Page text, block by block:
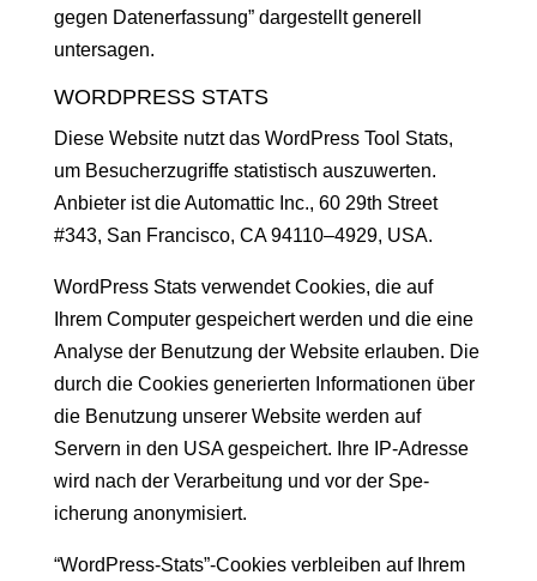
gegen Daten­er­fas­sung” dargestellt generell
untersagen.
WORDPRESS STATS
Diese Web­site nutzt das Word­Press Tool Stats,
um Besucherzu­griffe sta­tis­tisch auszuw­erten.
Anbi­eter ist die Automat­tic Inc., 60 29th Street
#343, San Fran­cis­co, CA 94110–4929, USA.
Word­Press Stats ver­wen­det Cook­ies, die auf
Ihrem Com­put­er gespe­ichert wer­den und die eine
Analyse der Benutzung der Web­site erlauben. Die
durch die Cook­ies gener­ierten Infor­ma­tio­nen über
die Benutzung unser­er Web­site wer­den auf
Servern in den USA gespe­ichert. Ihre IP-Adresse
wird nach der Ver­ar­beitung und vor der Spe­
icherung anonymisiert.
“WordPress-Stats”-Cookies verbleiben auf Ihrem